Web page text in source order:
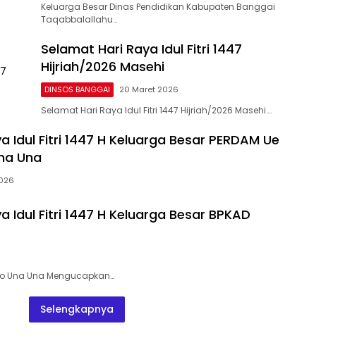
Keluarga Besar Dinas Pendidikan Kabupaten Banggai
Taqabbalallahu…
Selamat Hari Raya Idul Fitri 1447
Hijriah/2026 Masehi
DINSOS BANGGAI 20 Maret 2026
Selamat Hari Raya Idul Fitri 1447 Hijriah/2026 Masehi….
Fitri 1447 H Keluarga Besar PERDAM Ue
Una
Idul Fitri 1447 H Keluarga Besar BPKAD
Una Una Mengucapkan…
Selengkapnya